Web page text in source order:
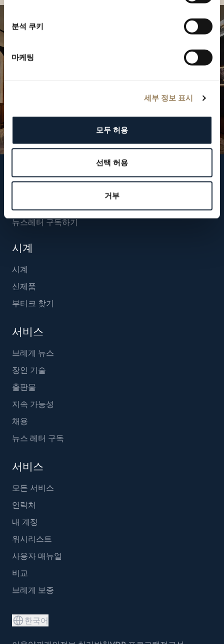
분석 쿠키
마케팅
세부 정보 표시
모두 허용
선택 허용
거부
브레게 팔로우하기
뉴스레터 구독하기
시계
시계
신제품
부티크 찾기
서비스
브레게 뉴스
장인 기술
출판물
지속 가능성
채용
뉴스 레터 구독
서비스
모든 서비스
연락처
내 계정
위시리스트
사용자 매뉴얼
비교
브레게 보증
한국어